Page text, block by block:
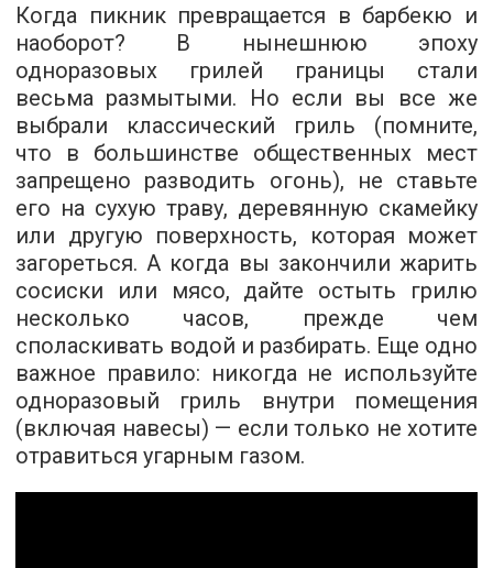
Когда пикник превращается в барбекю и
наоборот? В нынешнюю эпоху
одноразовых грилей границы стали
весьма размытыми. Но если вы все же
выбрали классический гриль (помните,
что в большинстве общественных мест
запрещено разводить огонь), не ставьте
его на сухую траву, деревянную скамейку
или другую поверхность, которая может
загореться. А когда вы закончили жарить
сосиски или мясо, дайте остыть грилю
несколько часов, прежде чем
споласкивать водой и разбирать. Еще одно
важное правило: никогда не используйте
одноразовый гриль внутри помещения
(включая навесы) — если только не хотите
отравиться угарным газом.